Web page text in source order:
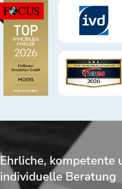
Ehrliche, kompetente
individuelle Beratung